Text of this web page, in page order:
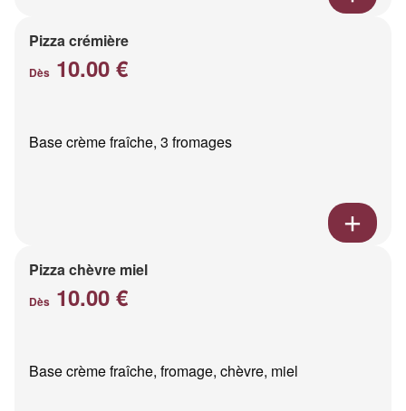
Pizza crémière
Dès 10.00 €
Base crème fraîche, 3 fromages
Pizza chèvre miel
Dès 10.00 €
Base crème fraîche, fromage, chèvre, miel